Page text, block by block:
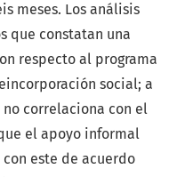
meses. Los análisis
que constatan una
respecto al programa
social; a
correlaciona con el
el apoyo informal
este de acuerdo